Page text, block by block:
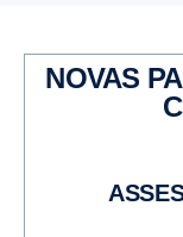
NOVAS PAUTAS? DÚVIDAS? FALE